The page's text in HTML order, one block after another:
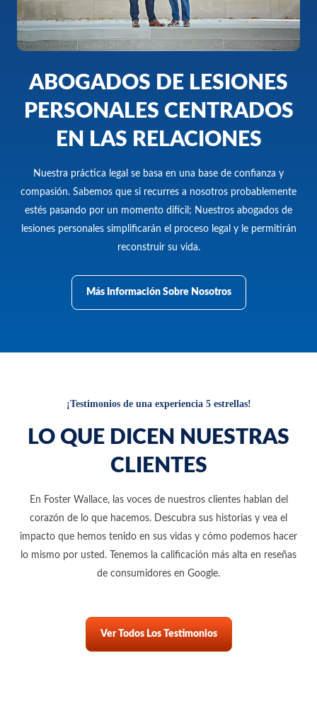
ABOGADOS DE LESIONES
PERSONALES CENTRADOS
EN LAS RELACIONES
Nuestra práctica legal se basa en una base de confianza y
compasión. Sabemos que si recurres a nosotros probablemente
estés pasando por un momento difícil; Nuestros abogados de
lesiones personales simplificarán el proceso legal y le permitirán
reconstruir su vida.
Más Información Sobre Nosotros
¡Testimonios de una experiencia 5 estrellas!
LO QUE DICEN NUESTRAS
CLIENTES
En Foster Wallace, las voces de nuestros clientes hablan del
corazón de lo que hacemos. Descubra sus historias y vea el
impacto que hemos tenido en sus vidas y cómo podemos hacer
lo mismo por usted. Tenemos la calificación más alta en reseñas
de consumidores en Google.
Ver Todos Los Testimonios